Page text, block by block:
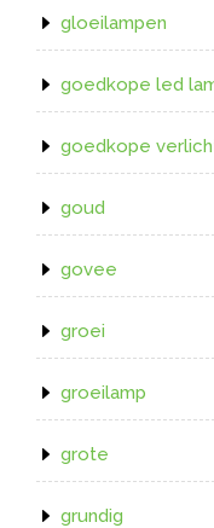
gloeilampen
goedkope led
goedkope
goud
govee
groei
groeilamp
grote
grundig